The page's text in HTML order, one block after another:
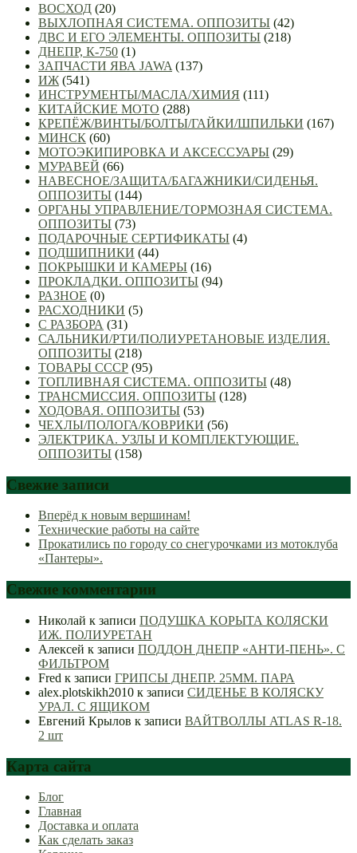
ВОСХОД (20)
ВЫХЛОПНАЯ СИСТЕМА. ОППОЗИТЫ (42)
ДВС И ЕГО ЭЛЕМЕНТЫ. ОППОЗИТЫ (218)
ДНЕПР, К-750 (1)
ЗАПЧАСТИ ЯВА JAWA (137)
ИЖ (541)
ИНСТРУМЕНТЫ/МАСЛА/ХИМИЯ (111)
КИТАЙСКИЕ МОТО (288)
КРЕПЁЖ/ВИНТЫ/БОЛТЫ/ГАЙКИ/ШПИЛЬКИ (167)
МИНСК (60)
МОТОЭКИПИРОВКА И АКСЕССУАРЫ (29)
МУРАВЕЙ (66)
НАВЕСНОЕ/ЗАЩИТА/БАГАЖНИКИ/СИДЕНЬЯ.
ОППОЗИТЫ (144)
ОРГАНЫ УПРАВЛЕНИЕ/ТОРМОЗНАЯ СИСТЕМА.
ОППОЗИТЫ (73)
ПОДАРОЧНЫЕ СЕРТИФИКАТЫ (4)
ПОДШИПНИКИ (44)
ПОКРЫШКИ И КАМЕРЫ (16)
ПРОКЛАДКИ. ОППОЗИТЫ (94)
РАЗНОЕ (0)
РАСХОДНИКИ (5)
С РАЗБОРА (31)
САЛЬНИКИ/РТИ/ПОЛИУРЕТАНОВЫЕ ИЗДЕЛИЯ.
ОППОЗИТЫ (218)
ТОВАРЫ СССР (95)
ТОПЛИВНАЯ СИСТЕМА. ОППОЗИТЫ (48)
ТРАНСМИССИЯ. ОППОЗИТЫ (128)
ХОДОВАЯ. ОППОЗИТЫ (53)
ЧЕХЛЫ/ПОЛОГА/КОВРИКИ (56)
ЭЛЕКТРИКА. УЗЛЫ И КОМПЛЕКТУЮЩИЕ.
ОППОЗИТЫ (158)
Свежие записи
Вперёд к новым вершинам!
Технические работы на сайте
Прокатились по городу со снегурочками из мотоклуба
«Пантеры».
Свежие комментарии
Николай к записи ПОДУШКА КОРЫТА КОЛЯСКИ
ИЖ. ПОЛИУРЕТАН
Алексей к записи ПОДДОН ДНЕПР «АНТИ-ПЕНЬ». С
ФИЛЬТРОМ
Fred к записи ГРИПСЫ ДНЕПР. 25ММ. ПАРА
alex.plotskikh2010 к записи СИДЕНЬЕ В КОЛЯСКУ
УРАЛ. С ЯЩИКОМ
Евгений Крылов к записи ВАЙТВОЛЛЫ ATLAS R-18.
2 шт
Карта сайта
Блог
Главная
Доставка и оплата
Как сделать заказ